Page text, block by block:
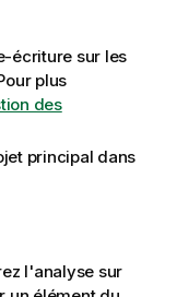
écriture sur les
plus
des
principal dans
l'analyse sur